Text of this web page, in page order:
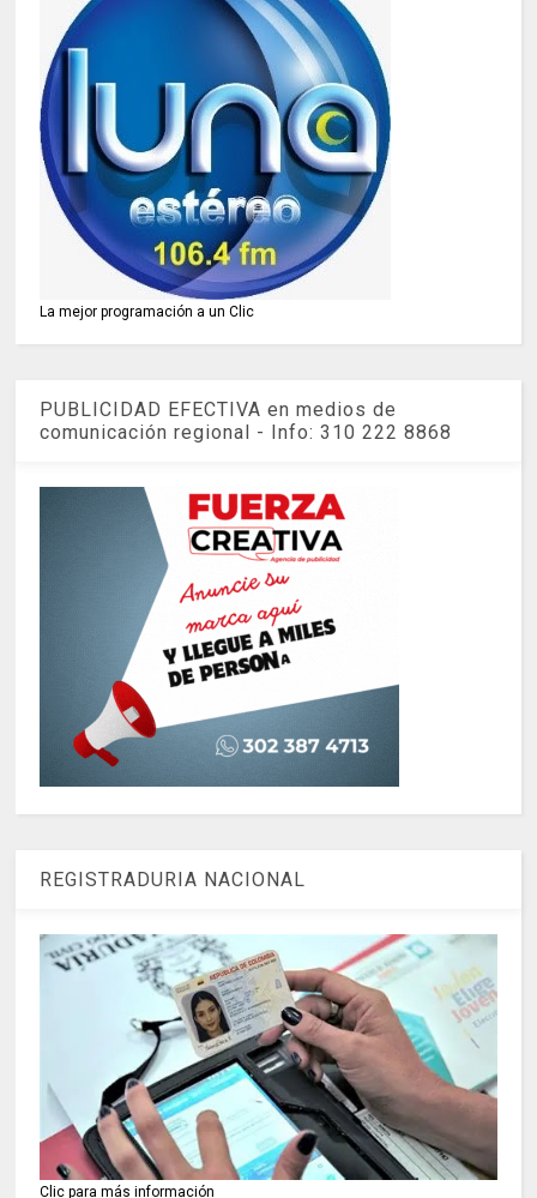
La mejor programación a un Clic
PUBLICIDAD EFECTIVA en medios de
comunicación regional - Info: 310 222 8868
REGISTRADURIA NACIONAL
Clic para más información